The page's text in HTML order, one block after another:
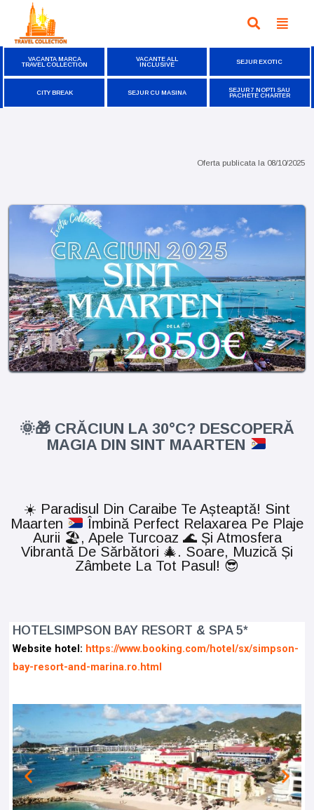
VACANTA MARCA
TRAVEL COLLECTION
VACANTE ALL
INCLUSIVE
SEJUR EXOTIC
CITY BREAK SEJUR CU MASINA
SEJUR 7 NOPTI SAU
PACHETE CHARTER
Oferta publicata la 08/10/2025
🌞🎁 CRĂCIUN LA 30°C? DESCOPERĂ
MAGIA DIN SINT MAARTEN
☀️ Paradisul Din Caraibe Te Așteaptă! Sint
Maarten
Îmbină Perfect Relaxarea Pe Plaje
Aurii 🏖️, Apele Turcoaz 🌊Și Atmosfera
Vibrantă De Sărbători 🎄. Soare, Muzică Și
Zâmbete La Tot Pasul! 😎
HOTELSIMPSON BAY RESORT & SPA 5*
Website hotel: https://www.booking.com/hotel/sx/simpson-
bay-resort-and-marina.ro.html